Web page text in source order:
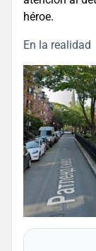
héroe.
En la realidad